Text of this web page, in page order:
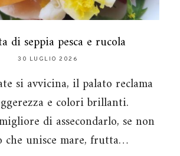
di seppia pesca e rucola
30 LUGLIO 2026
si avvicina, il palato reclama
e colori brillanti.
di assecondarlo, se non
che unisce mare, frutta…